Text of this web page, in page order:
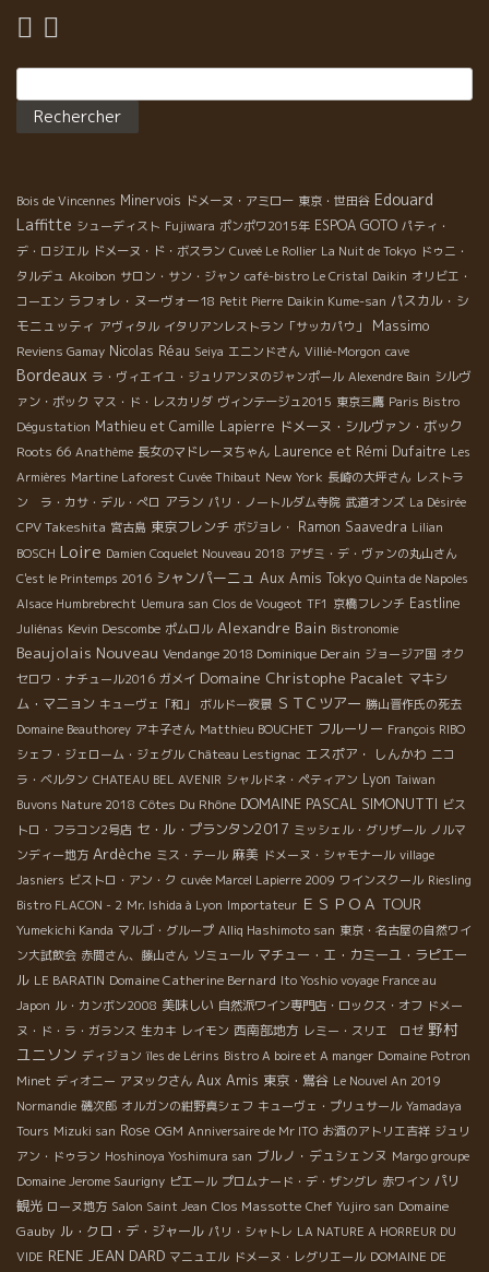
と思います。 感想としては、このイベントを3日間くらいにわた
っていること。 自然派のワインと関わりある興味深い飲食店の味
を全て味わうことは出来ませんでした。 すごく残念！全部食べた
ブルの名前もありました。 そして真っ先に走って行った飯田橋の
兄貴！自然派ワイン界の兄貴！宗像さんのお店メリメロ出店ブー
スには子豚ちゃんの丸焼が！！ 奥のブースの入り口では商店街の
魚やさん顔負けの掛け声で呼び込むオザミの丸山さんがロースト
ビーフを元気にサービス！ その隣には、若干丸山さんに圧倒され
ている様子の順子さん率いるヴィヴィエンヌチームが！ これまた
とびきり美味しいクスクスを提供していました。ホッと一息でき
る。さすが癒し系ヴィヴィエンヌ！ パリの自然派ワインブームの
火付け役となったビストロ、ヴェールヴォレを東京目黒で再現し
今東京一熱い場所を提供するヴェールヴォレ・ア・トーキョー。
このブースでは苦手な人にも必ず美味しいと言わせる全く癖のな
い絶品ブータンノワールが！ 造り手が来日するとこぞって立ち寄
る下町の名店！山利喜のモツ煮込みも！ どおする？どおする？な
あっという間に過ぎてゆきます。 インポーターブースも負けては
いません。 野村ユニソンブースでは、竹澤部長みずから立ち寄っ
たお客さまに本当に熱心に！ワインの説明をしていました。 ワイ
ンが大好きで、情熱をもって知ってもらおうと必死で話している
お姿は感動ものでした。 台湾から助っ人で来ていたレベッカさん
とのコンビも最高！なぜか二人の会話は楽しいフランス語です。
そんな良い雰囲気のなか皆で記念撮影をしていると男性が一人乱
入してきました。 そうです！今回も出品があるシリル・ル・モワ
ン！！ なんでこんなところにー！？ 野村ユニソンブースはますま
す熱気を帯びていきます。 BMOブースでは、やっぱりこの方の笑
顔に癒されます。聖子（まさこ）さん。 いつも美味しいワインを
皆さんに惜しみなく提供してくれます。 この時、彼女がサービス
していたのはムーレシップ。 前回、アンドレティソ来日試飲セミ
ナーの試飲会場で試飲をした時にも大好評を博していました。 わ
たしが住んでいた南フランスでも！ローヌでヴィニュロンを目指
す友達の家でも！パリの自然派ワインカーヴでも！ 誰かがこのワ
インを今いちおしのワインなんだといって出してくるそんなワイ
ンです。 あの！ラングロールが大人気になっていった行程と同じ
ような勢いを今感じます。 BMOに置いてあるワインには共通して
そんな魅力があります。 フランスでも自然派ワインが大好きな友
達が知り合いのホームパーティーに持っていくような… 是非みな
さんにも、そんな一本をトロワザムールでみつけてもらいたいも
のです。 今回、このフェスティヴァンで自然派ワインを普段あ
まり飲んだことがないという20代の女性と知り合いになりまし
た。 彼女に聞きました。この会場で一番飲みやすくて美味しいと
感じたワインは何でしたか？ 彼女に連れていかれたのはイースト
ラインブースでした。 そこで、彼女が指をさしたワインはなん
と！モーペルチュイのロゼ発泡ワインでした。 自然な甘みがスル
ッと喉を通過して心地よい後味。 酸味と果実味のバランスが抜群
でとにかく美味しい！本当に美味しいネ！改めて声をあげ合いま
した。 フランスへ行って、食事の最初に飲む発泡だけが美味しい
Bois de Vincennes Minervois ドメーヌ・アミロー 東京・世田谷 Edouard
Laffitte シューディスト Fujiwara ポンポワ2015年 ESPOA GOTO パティ・
デ・ロジエル ドメーヌ・ド・ボスラン Cuveé Le Rollier La Nuit de Tokyo ドゥニ・
タルデュ Akoibon サロン・サン・ジャン café-bistro Le Cristal Daikin オリビエ・
コーエン ラフォレ・ヌーヴォー18 Petit Pierre Daikin Kume-san パスカル・シ
モニュッティ アヴィタル イタリアンレストラン「サッカパウ」 Massimo
Reviens Gamay Nicolas Réau Seiya エニンドさん Villié-Morgon cave
Bordeaux ラ・ヴィエイユ・ジュリアンヌのジャンポール Alexendre Bain シルヴ
ァン・ボック マス・ド・レスカリダ ヴィンテージュ2015 東京三鷹 Paris Bistro
Dégustation Mathieu et Camille Lapierre ドメーヌ・シルヴァン・ボック
Roots 66 Anathème 長女のマドレーヌちゃん Laurence et Rémi Dufaitre Les
Armières Martine Laforest Cuvée Thibaut New York 長崎の大坪さん レストラ
ン ラ・カサ・デル・ぺロ アラン パリ・ノートルダム寺院 武道オンズ La Désirée
CPV Takeshita 宮古島 東京フレンチ ボジョレ・ Ramon Saavedra Lilian
BOSCH Loire Damien Coquelet Nouveau 2018 アザミ・デ・ヴァンの丸山さん
C'est le Printemps 2016 シャンパーニュ Aux Amis Tokyo Quinta de Napoles
Alsace Humbrebrecht Uemura san Clos de Vougeot TF1 京橋フレンチ Eastline
Juliénas Kevin Descombe ポムロル Alexandre Bain Bistronomie
Beaujolais Nouveau Vendange 2018 Dominique Derain ジョージア国 オク
セロワ・ナチュール2016 ガメイ Domaine Christophe Pacalet マキシ
ム・マニョン キューヴェ「和」 ボルドー夜景 ＳＴＣツアー 勝山晋作氏の死去
Domaine Beauthorey アキ子さん Matthieu BOUCHET フルーリー François RIBO
シェフ・ジェローム・ジェグル Château Lestignac エスポア・ しんかわ ニコ
ラ・ベルタン CHATEAU BEL AVENIR シャルドネ・ペティアン Lyon Taiwan
Buvons Nature 2018 Côtes Du Rhône DOMAINE PASCAL SIMONUTTI ビス
トロ・フラコン2号店 セ・ル・プランタン2017 ミッシェル・グリザール ノルマ
ンディー地方 Ardèche ミス・テール 麻美 ドメーヌ・シャモナール village
Jasniers ビストロ・アン・ク cuvée Marcel Lapierre 2009 ワインスクール Riesling
Bistro FLACON - 2 Mr. Ishida à Lyon Importateur ＥＳＰＯＡ TOUR
Yumekichi Kanda マルゴ・グループ Alliq Hashimoto san 東京・名古屋の自然ワイ
ン大試飲会 赤間さん、藤山さん ソミュール マチュー・エ・カミーユ・ラピエー
ル LE BARATIN Domaine Catherine Bernard Ito Yoshio voyage France au
Japon ル・カンボン2008 美味しい 自然派ワイン専門店・ロックス・オフ ドメー
ヌ・ド・ラ・ガランス 生カキ レイモン 西南部地方 レミー・スリエ ロゼ 野村
ユニソン ディジョン îles de Lérins Bistro A boire et A manger Domaine Potron
Minet ディオニー アヌックさん Aux Amis 東京・鴬谷 Le Nouvel An 2019
Normandie 磯次郎 オルガンの紺野真シェフ キューヴェ・プリュサール Yamadaya
Tours Mizuki san Rose OGM Anniversaire de Mr ITO お酒のアトリエ吉祥 ジュリ
アン・ドゥラン Hoshinoya Yoshimura san ブルノ・デュシェンヌ Margo groupe
Domaine Jerome Saurigny ピエール プロムナード・デ・ザングレ 赤ワイン パリ
観光 ローヌ地方 Salon Saint Jean Clos Massotte Chef Yujiro san Domaine
Gauby ル・クロ・デ・ジャール パリ・シャトレ LA NATURE A HORREUR DU
VIDE RENE JEAN DARD マニュエル ドメーヌ・レグリエール DOMAINE DE